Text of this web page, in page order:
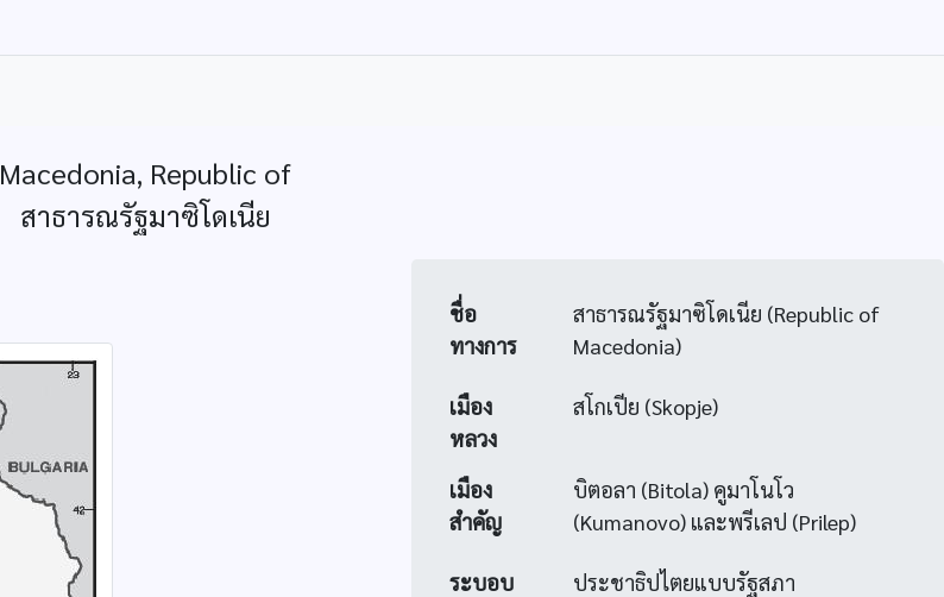
Macedonia, Republic of
สาธารณรัฐมาซิโดเนีย
ชื่อ
ทางการ
สาธารณรัฐมาซิโดเนีย (Republic of
Macedonia)
เมือง
หลวง
สโกเปีย (Skopje)
เมือง
สำคัญ
บิตอลา (Bitola) คูมาโนโว
(Kumanovo) และพรีเลป (Prilep)
ระบอบ
ประชาธิปไตยแบบรัฐสภา